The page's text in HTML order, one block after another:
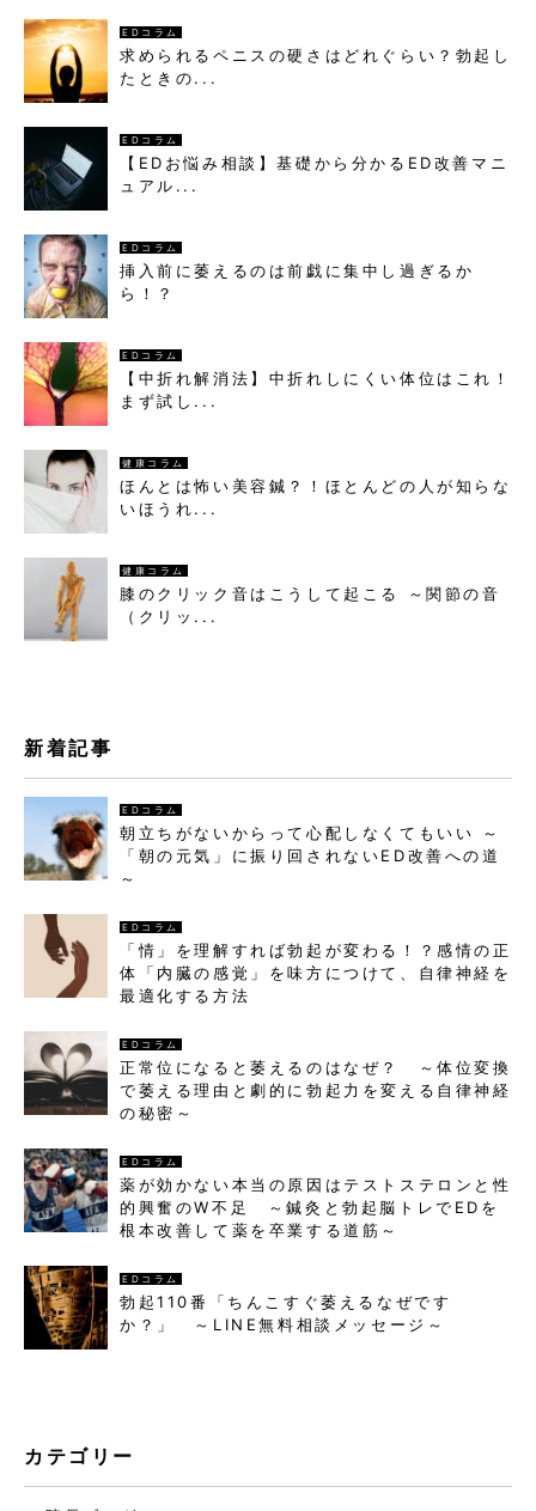
EDコラム
求められるペニスの硬さはどれぐらい？勃起し
たときの...
EDコラム
【EDお悩み相談】基礎から分かるED改善マニ
ュアル...
EDコラム
挿入前に萎えるのは前戯に集中し過ぎるか
ら！？
EDコラム
【中折れ解消法】中折れしにくい体位はこれ！
まず試し...
健康コラム
ほんとは怖い美容鍼？！ほとんどの人が知らな
いほうれ...
健康コラム
膝のクリック音はこうして起こる ～関節の音
（クリッ...
新着記事
EDコラム
朝立ちがないからって心配しなくてもいい ～
「朝の元気」に振り回されないED改善への道
～
EDコラム
「情」を理解すれば勃起が変わる！？感情の正
体「内臓の感覚」を味方につけて、自律神経を
最適化する方法
EDコラム
正常位になると萎えるのはなぜ？ ～体位変換
で萎える理由と劇的に勃起力を変える自律神経
の秘密～
EDコラム
薬が効かない本当の原因はテストステロンと性
的興奮のW不足 ～鍼灸と勃起脳トレでEDを
根本改善して薬を卒業する道筋～
EDコラム
勃起110番「ちんこすぐ萎えるなぜです
か？」 ～LINE無料相談メッセージ～
カテゴリー